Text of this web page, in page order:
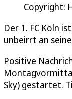
Copyright:
Der 1. FC Köln
unbeirrt an
Positive
Sky) gestartet.